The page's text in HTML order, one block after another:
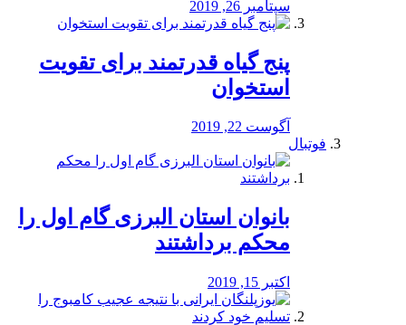
سپتامبر 26, 2019
پنج گیاه قدرتمند برای تقویت
استخوان
آگوست 22, 2019
فوتبال
بانوان استان البرزی گام اول را
محكم برداشتند
اکتبر 15, 2019